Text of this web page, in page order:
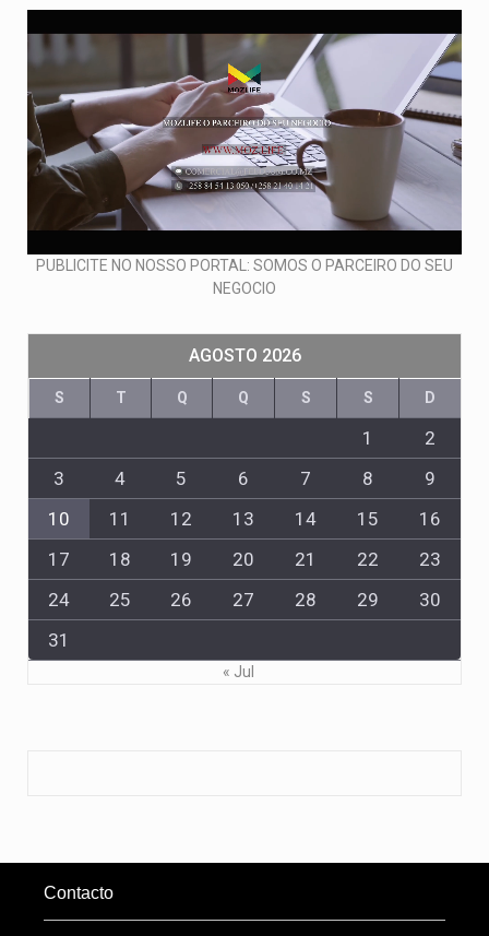
PUBLICITE NO NOSSO PORTAL: SOMOS O PARCEIRO DO SEU
NEGOCIO
AGOSTO 2026
S T Q Q S S D
1
2
3
4 5 6 7 8
9
10
11 12 13 14 15
16
17
18 19 20 21 22
23
24
25 26 27 28 29
30
31
« Jul
Contacto